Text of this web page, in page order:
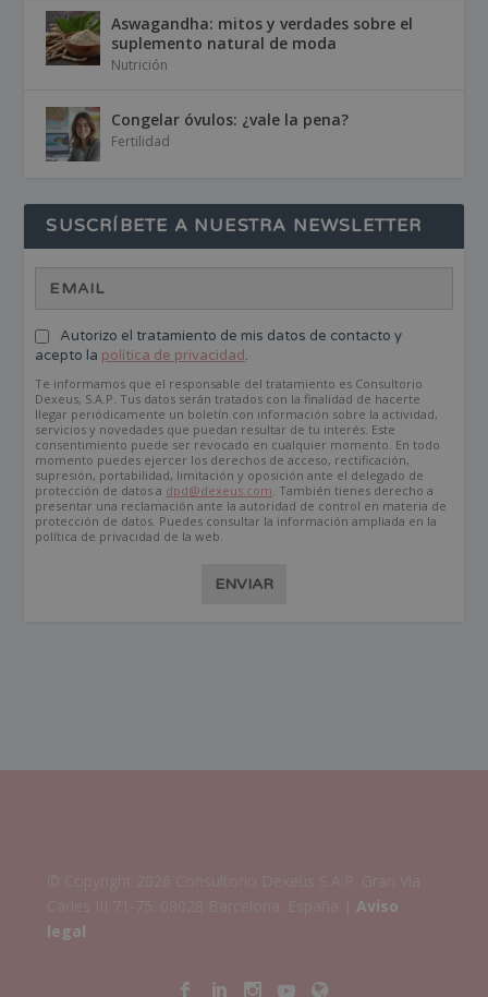
Aswagandha: mitos y verdades sobre el
suplemento natural de moda
Nutrición
Congelar óvulos: ¿vale la pena?
Fertilidad
SUSCRÍBETE A NUESTRA NEWSLETTER
Autorizo el tratamiento de mis datos de contacto y
acepto la política de privacidad.
Te informamos que el responsable del tratamiento es Consultorio
Dexeus, S.A.P. Tus datos serán tratados con la finalidad de hacerte
llegar periódicamente un boletín con información sobre la actividad,
servicios y novedades que puedan resultar de tu interés. Este
consentimiento puede ser revocado en cualquier momento. En todo
momento puedes ejercer los derechos de acceso, rectificación,
supresión, portabilidad, limitación y oposición ante el delegado de
protección de datos a dpd@dexeus.com. También tienes derecho a
presentar una reclamación ante la autoridad de control en materia de
protección de datos. Puedes consultar la información ampliada en la
política de privacidad de la web.
ENVIAR
Aviso
legal